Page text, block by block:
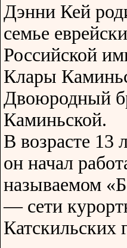
Дэнни Кей
семье
Российской
Клары
Двоюродный
Каминьской.
В возрасте 13
он начал
называемом
— сети
Катскильских